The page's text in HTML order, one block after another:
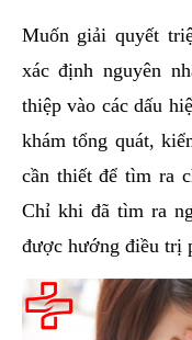
Muốn giải quyết
xác định nguyên
thiệp vào các dấu
khám tổng quát,
cần thiết để tìm ra
Chỉ khi đã tìm ra
được hướng điều trị